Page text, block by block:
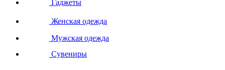
Гаджеты
Женская одежда
Мужская одежда
Сувениры